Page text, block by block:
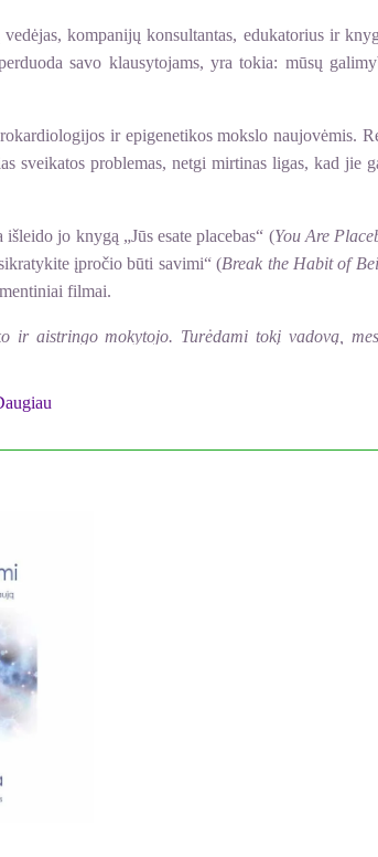
kompanijų konsultantas, edukatorius ir
savo klausytojams, yra tokia: mūsų
ir epigenetikos mokslo naujovėmis.
problemas, netgi mirtinas ligas, kad jie
jo knygą „Jūs esate placebas“ (You Are
įpročio būti savimi“ (Break the Habit of
filmai.
aistringo mokytojo. Turėdami tokį vadovą,